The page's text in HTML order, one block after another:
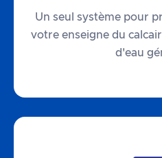
Un seul système pour
votre enseigne du
d'eau